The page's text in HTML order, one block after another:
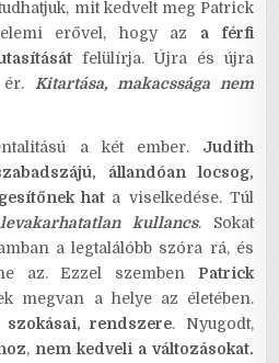
mit kedvelt meg Patrick
erővel, hogy az a férfi
felülírja. Újra és újra
Kitartása, makacssága nem
a két ember. Judith
állandóan locsog,
hat a viselkedése. Túl
levakarhatatlan kullancs. Sokat
a legtalálóbb szóra rá, és
az. Ezzel szemben Patrick
megvan a helye az életében.
szokásai, rendszere. Nyugodt,
, nem kedveli a változásokat.